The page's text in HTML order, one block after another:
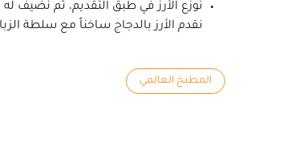
نوزع الأرز في طبق التقديم، ثم نضيف
نقدم الأرز بالدجاج ساخناً مع سلطة
المطبخ العالمي